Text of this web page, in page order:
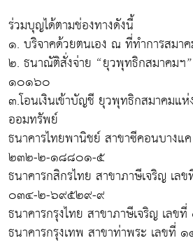
ร่วมบุญได้ตามช่องทางดังนี้
๑. บริจาคด้วยตนเอง ณ ที่ทำการสมา
๒. ธนาณัติสั่งจ่าย “ยุวพุทธิกสมาคมฯ
๑๐๑๖๐
๓.โอนเงินเข้าบัญชี ยุวพุทธิกสมาคมแ
ออมทรัพย์
ธนาคารไทยพานิชย์ สาขาซีคอนบางแ
๒๓๒-๒-๑๘๘๐๑-๕
ธนาคารกสิกรไทย สาขาภาษีเจริญ เลข
๐๓๔-๒-๖๙๕๒๙-๙
ธนาคารกรุงไทย สาขาภาษีเจริญ เ
ธนาคารกรุงเทพ สาขาท่าพระ เลข